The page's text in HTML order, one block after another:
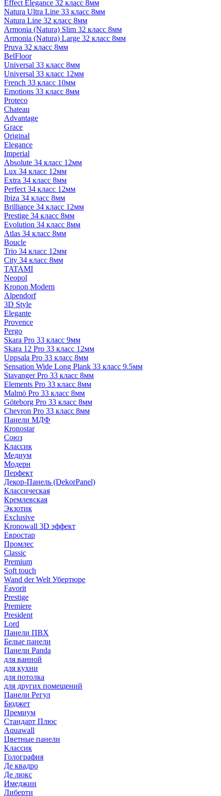
Effect Elegance 32 класс 8мм
Natura Ultra Line 33 класс 8мм
Natura Line 32 класс 8мм
Armonia (Natura) Slim 32 класс 8мм
Armonia (Natura) Large 32 класс 8мм
Pruva 32 класс 8мм
BelFloor
Universal 33 класс 8мм
Universal 33 класс 12мм
French 33 класс 10мм
Emotions 33 класс 8мм
Proteco
Chateau
Advantage
Grace
Original
Elegance
Imperial
Absolute 34 класс 12мм
Lux 34 класс 12мм
Extra 34 класс 8мм
Perfect 34 класс 12мм
Ibiza 34 класс 8мм
Brilliance 34 класс 12мм
Prestige 34 класс 8мм
Evolution 34 класс 8мм
Atlas 34 класс 8мм
Boucle
Trio 34 класс 12мм
City 34 класс 8мм
TATAMI
Neopol
Kronon Modern
Alpendorf
3D Style
Elegante
Provence
Pergo
Skara Pro 33 класс 9мм
Skara 12 Pro 33 класс 12мм
Uppsala Pro 33 класс 8мм
Sensation Wide Long Plank 33 класс 9.5мм
Stavanger Pro 33 класс 8мм
Elements Pro 33 класс 8мм
Malmö Pro 33 класс 8мм
Göteborg Pro 33 класс 8мм
Chevron Pro 33 класс 8мм
Панели МДФ
Кronostar
Союз
Классик
Медиум
Модерн
Перфект
Декор-Панель (DekorPanel)
Классическая
Кремлевская
Экзотик
Exclusive
Kronowall 3D эффект
Евростар
Промлес
Classic
Premium
Soft touch
Wand der Welt Убертюре
Favorit
Prestige
Premiere
President
Lord
Панели ПВХ
Белые панели
Панели Panda
для ванной
для кухни
для потолка
для других помещений
Панели Регул
Бюджет
Премиум
Стандарт Плюс
Aquawall
Цветные панели
Классик
Голография
Де квадро
Де люкс
Имеджин
Либерти